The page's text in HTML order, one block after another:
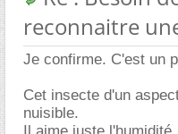
reconnaitre
Je confirme. C'est un
Cet insecte d'un
nuisible.
Il aime juste